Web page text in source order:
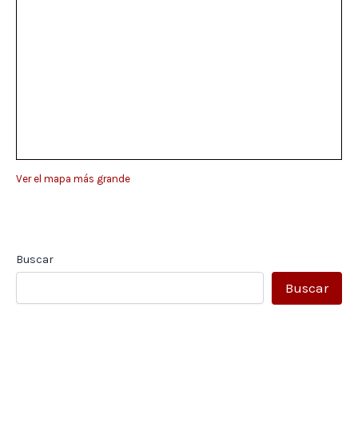
Ver el mapa más grande
Buscar
Buscar